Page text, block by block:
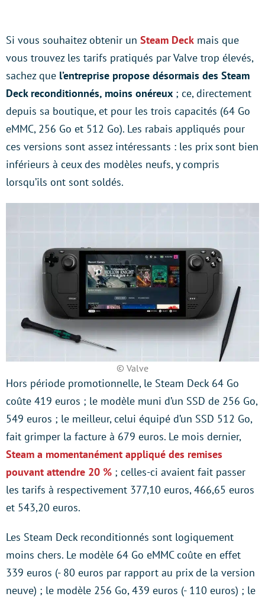
Si vous souhaitez obtenir un Steam Deck mais que
vous trouvez les tarifs pratiqués par Valve trop élevés,
sachez que l’entreprise propose désormais des Steam
Deck reconditionnés, moins onéreux ; ce, directement
depuis sa boutique, et pour les trois capacités (64 Go
eMMC, 256 Go et 512 Go). Les rabais appliqués pour
ces versions sont assez intéressants : les prix sont bien
inférieurs à ceux des modèles neufs, y compris
lorsqu’ils ont sont soldés.
© Valve
Hors période promotionnelle, le Steam Deck 64 Go
coûte 419 euros ; le modèle muni d’un SSD de 256 Go,
549 euros ; le meilleur, celui équipé d’un SSD 512 Go,
fait grimper la facture à 679 euros. Le mois dernier,
Steam a momentanément appliqué des remises
pouvant attendre 20 % ; celles-ci avaient fait passer
les tarifs à respectivement 377,10 euros, 466,65 euros
et 543,20 euros.
Les Steam Deck reconditionnés sont logiquement
moins chers. Le modèle 64 Go eMMC coûte en effet
339 euros (- 80 euros par rapport au prix de la version
neuve) ; le modèle 256 Go, 439 euros (- 110 euros) ; le